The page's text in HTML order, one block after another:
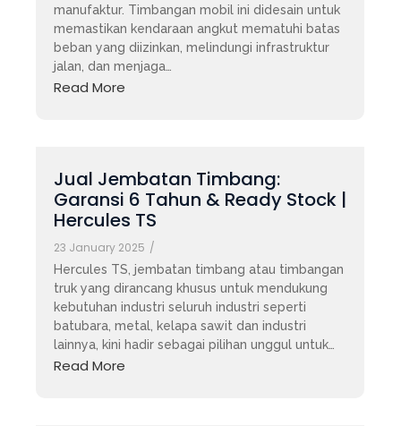
manufaktur. Timbangan mobil ini didesain untuk
memastikan kendaraan angkut mematuhi batas
beban yang diizinkan, melindungi infrastruktur
jalan, dan menjaga…
Read More
Jual Jembatan Timbang:
Garansi 6 Tahun & Ready Stock |
Hercules TS
23 January 2025 /
Hercules TS, jembatan timbang atau timbangan
truk yang dirancang khusus untuk mendukung
kebutuhan industri seluruh industri seperti
batubara, metal, kelapa sawit dan industri
lainnya, kini hadir sebagai pilihan unggul untuk…
Read More